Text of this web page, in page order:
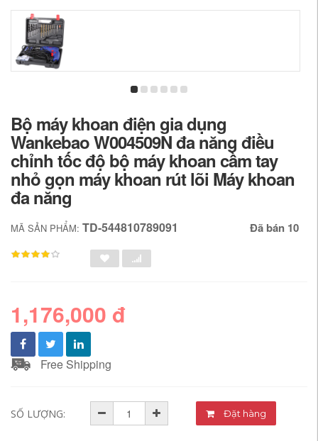
Bộ máy khoan điện gia dụng
Wankebao W004509N đa năng điều
chỉnh tốc độ bộ máy khoan cầm tay
nhỏ gọn máy khoan rút lõi Máy khoan
đa năng
MÃ SẢN PHẨM: TD-544810789091 Đã bán 10
1,176,000 đ
Free Shipping
SỐ LƯỢNG: Đặt hàng